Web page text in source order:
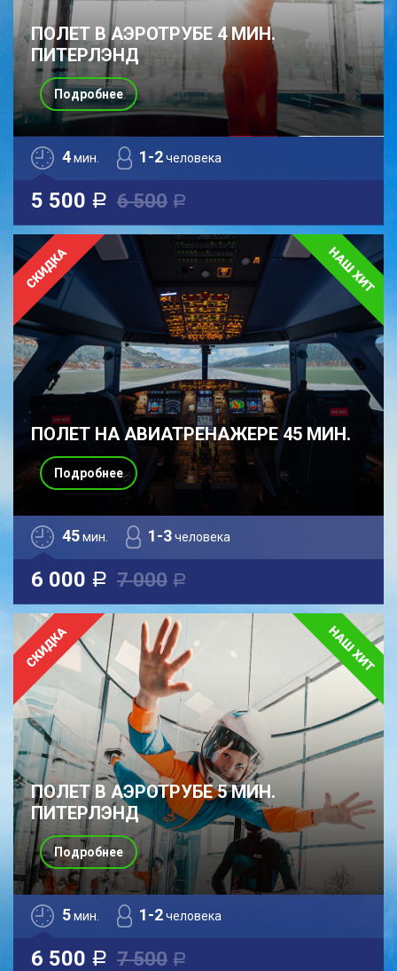
ПОЛЕТ В АЭРОТРУБЕ 4 МИН.
ПИТЕРЛЭНД
4мин. 1-2человека
5 500 a 6 500 a
Подробнее
ПОЛЕТ НА АВИАТРЕНАЖЕРЕ 45 МИН.
45мин. 1-3человека
6 000 a 7 000 a
Подробнее
ПОЛЕТ В АЭРОТРУБЕ 5 МИН.
ПИТЕРЛЭНД
5мин. 1-2человека
6 500 a 7 500 a
Подробнее